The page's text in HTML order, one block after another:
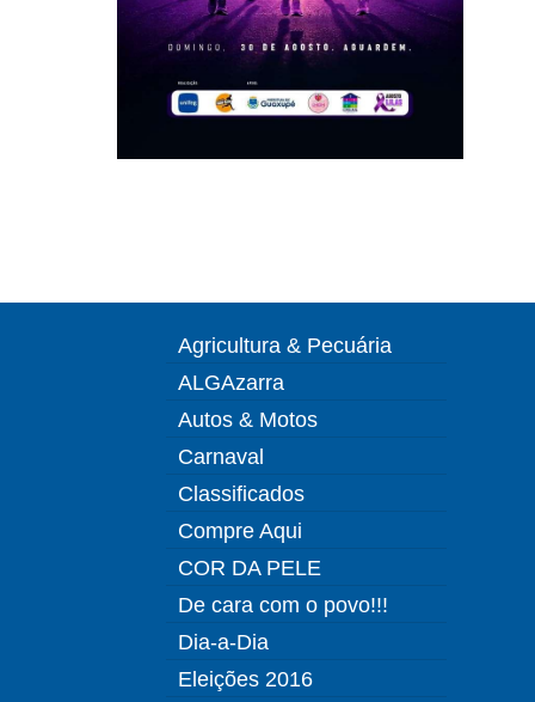
Agricultura & Pecuária
ALGAzarra
Autos & Motos
Carnaval
Classificados
Compre Aqui
COR DA PELE
De cara com o povo!!!
Dia-a-Dia
Eleições 2016